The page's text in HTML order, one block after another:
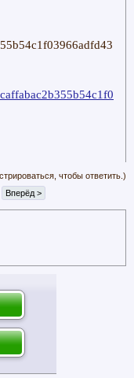
чтобы ответить.)
Вперёд >